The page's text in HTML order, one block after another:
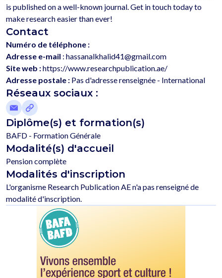
is published on a well-known journal. Get in touch today to
Contact
Numéro de téléphone :
Adresse e-mail : hassanalkhalid41@gmail.com
Site web :https://www.researchpublication.ae/
Adresse postale : Pas d'adresse renseignée - International
Réseaux sociaux :
Diplôme(s) et formation(s)
BAFD - Formation Générale
Modalité(s) d'accueil
Pension complète
Modalités d'inscription
L'organisme Research Publication AE n'a pas renseigné de